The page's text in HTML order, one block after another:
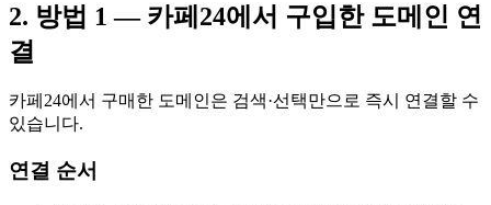
2. 방법 1 — 카페24에서 구입한 도메인 연
결
카페24에서 구매한 도메인은 검색·선택만으로 즉시 연결할 수
있습니다.
연결 순서